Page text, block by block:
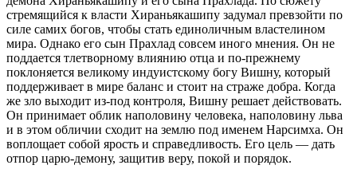
стремящийся к власти Хираньякашипу задумал превзойти по
силе самих богов, чтобы стать единоличным властелином
мира. Однако его сын Прахлад совсем иного мнения. Он не
поддается тлетворному влиянию отца и по-прежнему
поклоняется великому индуистскому богу Вишну, который
поддерживает в мире баланс и стоит на страже добра. Когда
же зло выходит из-под контроля, Вишну решает действовать.
Он принимает облик наполовину человека, наполовину льва
и в этом обличии сходит на землю под именем Нарсимха. Он
воплощает собой ярость и справедливость. Его цель — дать
отпор царю-демону, защитив веру, покой и порядок.